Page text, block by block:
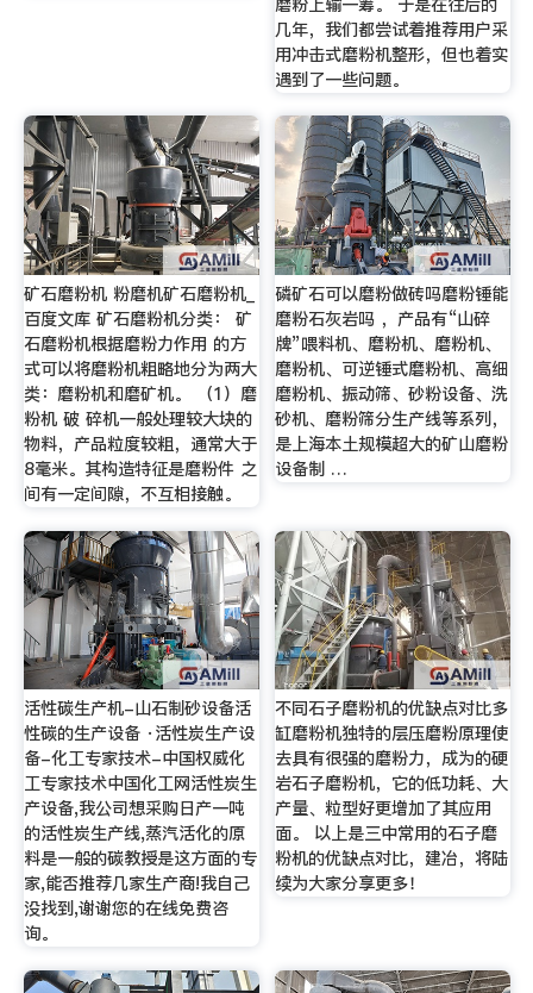
几年，我们都尝试着推荐用户采
用冲击式磨粉机整形，但也着实
遇到了一些问题。
矿石磨粉机 粉磨机矿石磨粉机_
百度文库 矿石磨粉机分类： 矿
石磨粉机根据磨粉力作用 的方
式可以将磨粉机粗略地分为两大
类：磨粉机和磨矿机。 （1）磨
粉机 破 碎机一般处理较大块的
物料，产品粒度较粗，通常大于
8毫米。其构造特征是磨粉件 之
间有一定间隙，不互相接触。
磷矿石可以磨粉做砖吗磨粉锤能
磨粉石灰岩吗 ，产品有“山碎
牌”喂料机、磨粉机、磨粉机、
磨粉机、可逆锤式磨粉机、高细
磨粉机、振动筛、砂粉设备、洗
砂机、磨粉筛分生产线等系列，
是上海本土规模超大的矿山磨粉
设备制 …
活性碳生产机-山石制砂设备活
性碳的生产设备 ·活性炭生产设
备-化工专家技术-中国权威化
工专家技术中国化工网活性炭生
产设备,我公司想采购日产一吨
的活性炭生产线,蒸汽活化的原
料是一般的碳教授是这方面的专
家,能否推荐几家生产商!我自己
没找到,谢谢您的在线免费咨
询。
不同石子磨粉机的优缺点对比多
缸磨粉机独特的层压磨粉原理使
去具有很强的磨粉力，成为的硬
岩石子磨粉机，它的低功耗、大
产量、粒型好更增加了其应用
面。 以上是三中常用的石子磨
粉机的优缺点对比，建冶，将陆
续为大家分享更多！